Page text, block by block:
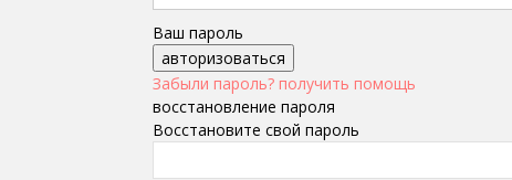
Ваш пароль
Забыли пароль? получить помощь
восстановление пароля
Восстановите свой пароль